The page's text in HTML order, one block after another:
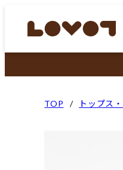
TOP トップス